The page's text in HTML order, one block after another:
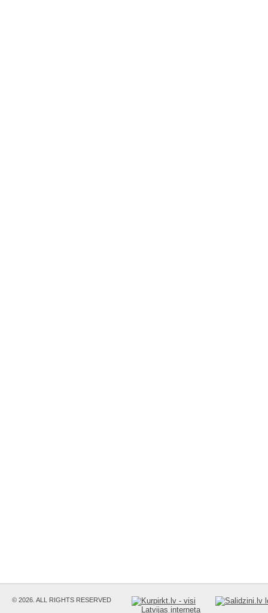
© 2026. ALL RIGHTS RESERVED